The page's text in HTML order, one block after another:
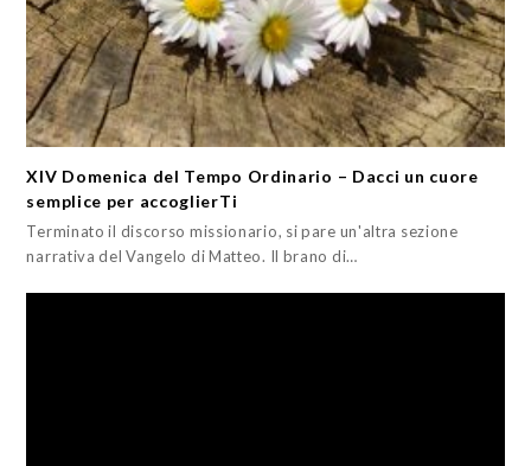
XIV Domenica del Tempo Ordinario – Dacci un cuore
semplice per accoglierTi
Terminato il discorso missionario, si pare un'altra sezione
narrativa del Vangelo di Matteo. Il brano di…